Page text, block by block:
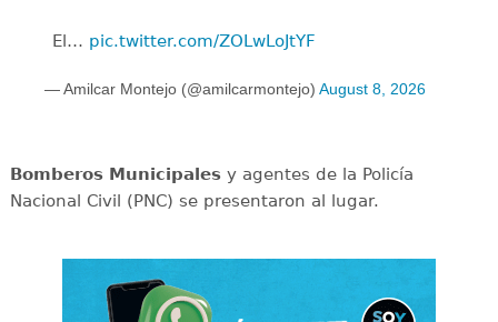
El… pic.twitter.com/ZOLwLoJtYF
— Amilcar Montejo (@amilcarmontejo) August 8, 2026
Bomberos Municipalesy agentes de la Policía
Nacional Civil (PNC) se presentaron al lugar.